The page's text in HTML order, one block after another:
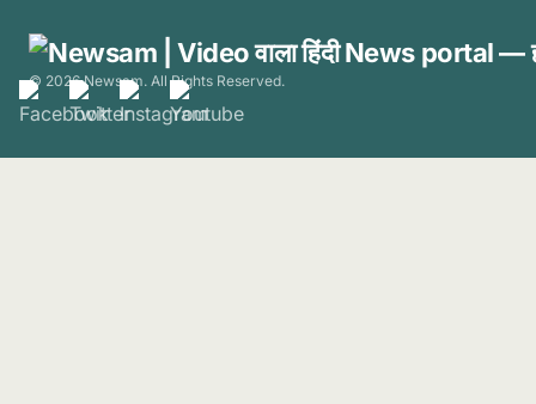
© 2026 Newsam. All Rights Reserved.